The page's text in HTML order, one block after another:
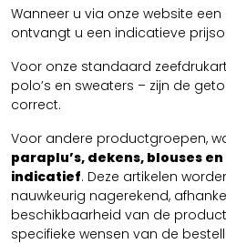
Wanneer u via onze website
ontvangt u een indicatieve
Voor onze standaard
polo’s en sweaters – zijn de
correct.
Voor andere productgroepen,
paraplu’s, dekens, blouses
indicatief. Deze artikelen
nauwkeurig nagerekend,
beschikbaarheid van de
specifieke wensen van de